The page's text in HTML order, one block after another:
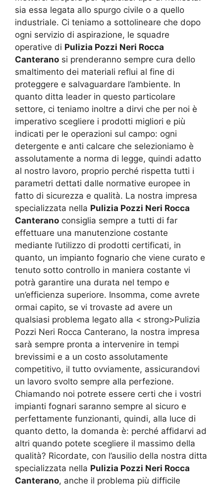
sia essa legata allo spurgo civile o a quello
industriale. Ci teniamo a sottolineare che dopo
ogni servizio di aspirazione, le squadre
operative di Pulizia Pozzi Neri Rocca
Canterano si prenderanno sempre cura dello
smaltimento dei materiali reflui al fine di
proteggere e salvaguardare l’ambiente. In
quanto ditta leader in questo particolare
settore, ci teniamo inoltre a dirvi che per noi è
imperativo scegliere i prodotti migliori e più
indicati per le operazioni sul campo: ogni
detergente e anti calcare che selezioniamo è
assolutamente a norma di legge, quindi adatto
al nostro lavoro, proprio perché rispetta tutti i
parametri dettati dalle normative europee in
fatto di sicurezza e qualità. La nostra impresa
specializzata nella Pulizia Pozzi Neri Rocca
Canterano consiglia sempre a tutti di far
effettuare una manutenzione costante
mediante l’utilizzo di prodotti certificati, in
quanto, un impianto fognario che viene curato e
tenuto sotto controllo in maniera costante vi
potrà garantire una durata nel tempo e
un’efficienza superiore. Insomma, come avrete
ormai capito, se vi trovaste ad avere un
qualsiasi problema legato alla < strong>Pulizia
Pozzi Neri Rocca Canterano, la nostra impresa
sarà sempre pronta a intervenire in tempi
brevissimi e a un costo assolutamente
competitivo, il tutto ovviamente, assicurandovi
un lavoro svolto sempre alla perfezione.
Chiamando noi potrete essere certi che i vostri
impianti fognari saranno sempre al sicuro e
perfettamente funzionanti, quindi, alla luce di
quanto detto, la domanda è: perché affidarvi ad
altri quando potete scegliere il massimo della
qualità? Ricordate, con l’ausilio della nostra ditta
specializzata nella Pulizia Pozzi Neri Rocca
Canterano, anche il problema più difficile